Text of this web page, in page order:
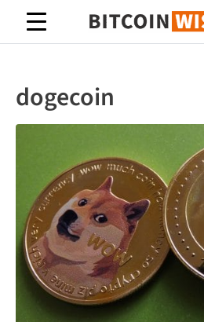
Sabiduría de
dogecoin